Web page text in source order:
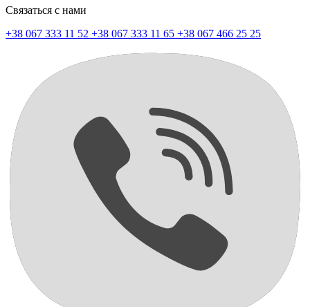
Связаться с нами
+38 067 333 11 52 +38 067 333 11 65 +38 067 466 25 25